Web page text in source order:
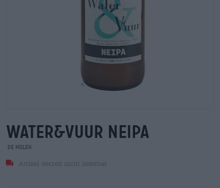
water&vuur neipa
De Molen
Artikel derzeit nicht lieferbar